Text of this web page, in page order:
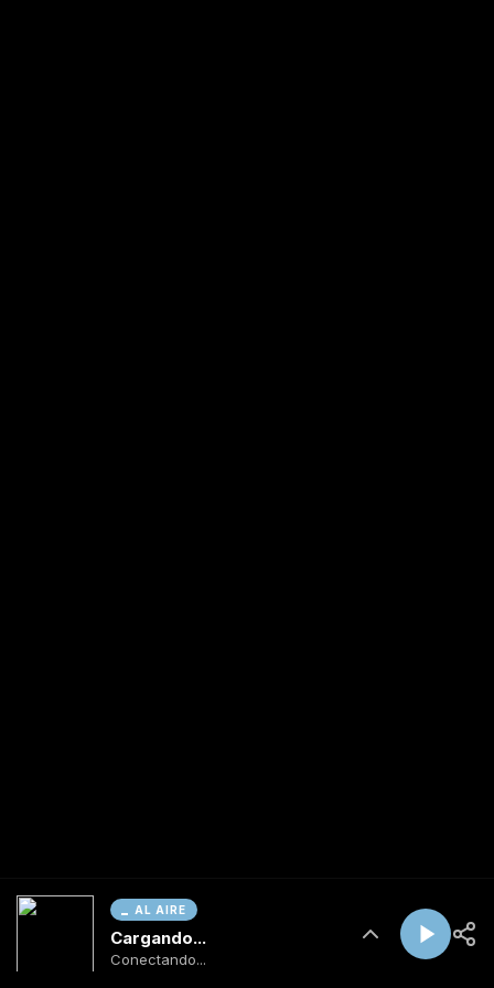
AL AIRE
Cargando...
Conectando...